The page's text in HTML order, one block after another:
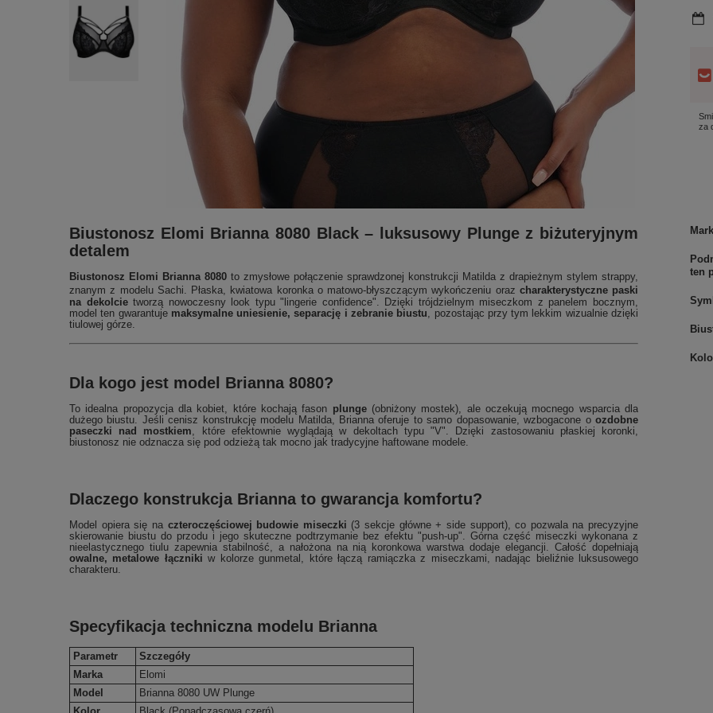
za
Biustonosz Elomi Brianna 8080 Black – luksusowy Plunge z biżuteryjnym
detalem
Biustonosz Elomi Brianna 8080 to zmysłowe połączenie sprawdzonej konstrukcji Matilda z drapieżnym stylem strappy,
znanym z modelu Sachi. Płaska, kwiatowa koronka o matowo-błyszczącym wykończeniu oraz charakterystyczne paski
na dekolcietworzą nowoczesny look typu "lingerie confidence". Dzięki trójdzielnym miseczkom z panelem bocznym,
model ten gwarantuje maksymalne uniesienie, separację i zebranie biustu, pozostając przy tym lekkim wizualnie dzięki
tiulowej górze.
Dla kogo jest model Brianna 8080?
To idealna propozycja dla kobiet, które kochają fason plunge(obniżony mostek), ale oczekują mocnego wsparcia dla
dużego biustu. Jeśli cenisz konstrukcję modelu Matilda, Brianna oferuje to samo dopasowanie, wzbogacone oozdobne
paseczki nad mostkiem, które efektownie wyglądają w dekoltach typu "V". Dzięki zastosowaniu płaskiej koronki,
biustonosz nie odznacza się pod odzieżą tak mocno jak tradycyjne haftowane modele.
Dlaczego konstrukcja Brianna to gwarancja komfortu?
Model opiera się na czteroczęściowej budowie miseczki (3 sekcje główne + side support), co pozwala na precyzyjne
skierowanie biustu do przodu i jego skuteczne podtrzymanie bez efektu "push-up". Górna część miseczki wykonana z
nieelastycznego tiulu zapewnia stabilność, a nałożona na nią koronkowa warstwa dodaje elegancji. Całość dopełniają
owalne, metalowe łączniki w kolorze gunmetal, które łączą ramiączka z miseczkami, nadając bieliźnie luksusowego
charakteru.
Specyfikacja techniczna modelu Brianna
Parametr
Szczegóły
Marka
Elomi
Model
Brianna 8080 UW Plunge
ten